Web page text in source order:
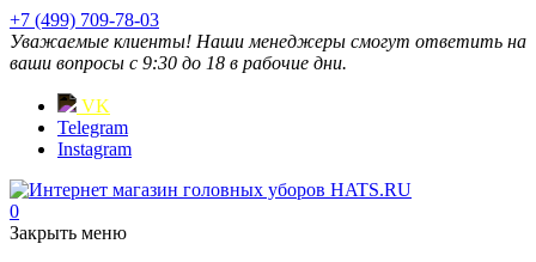
+7 (499) 709-78-03
Уважаемые клиенты! Наши менеджеры смогут ответить на
ваши вопросы с 9:30 до 18 в рабочие дни.
VK
Telegram
Instagram
0
Закрыть меню